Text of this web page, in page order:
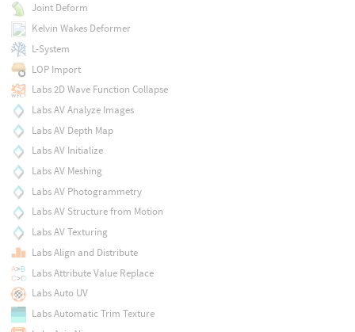
Joint Deform
Kelvin Wakes Deformer
L-System
LOP Import
Labs 2D Wave Function Collapse
Labs AV Analyze Images
Labs AV Depth Map
Labs AV Initialize
Labs AV Meshing
Labs AV Photogrammetry
Labs AV Structure from Motion
Labs AV Texturing
Labs Align and Distribute
Labs Attribute Value Replace
Labs Auto UV
Labs Automatic Trim Texture